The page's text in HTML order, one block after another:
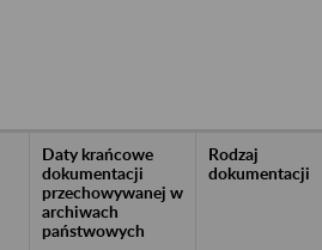
Daty krańcowe
dokumentacji
przechowywanej w
archiwach
państwowych
Rodzaj
dokumentacji